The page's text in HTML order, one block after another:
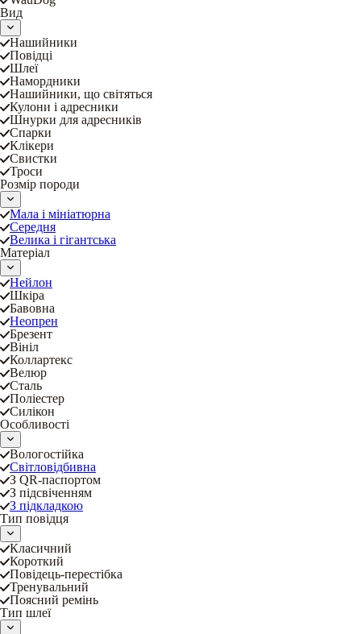
Вид
Нашийники
Повідці
Шлеї
Намордники
Нашийники, що світяться
Кулони і адресники
Шнурки для адресників
Спарки
Клікери
Свистки
Троси
Розмір породи
Мала і мініатюрна
Середня
Велика і гігантська
Матеріал
Нейлон
Шкіра
Бавовна
Неопрен
Брезент
Вініл
Коллартекс
Велюр
Сталь
Поліестер
Силікон
Особливості
Вологостійка
Світловідбивна
З QR-паспортом
З підсвіченням
З підкладкою
Тип повідця
Класичний
Короткий
Повідець-перестібка
Тренувальний
Поясний ремінь
Тип шлеї